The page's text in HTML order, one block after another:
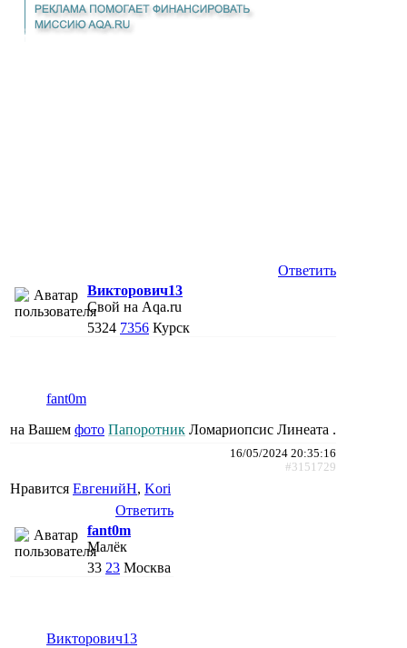
Ответить
Викторович13
Свой на Aqa.ru
5324 7356 Курск
fant0m
на Вашем фото Папоротник Ломариопсис Линеата .
16/05/2024 20:35:16
#3151729
Нравится ЕвгенийН, Kori
Ответить
fant0m
Малёк
33 23 Москва
Викторович13